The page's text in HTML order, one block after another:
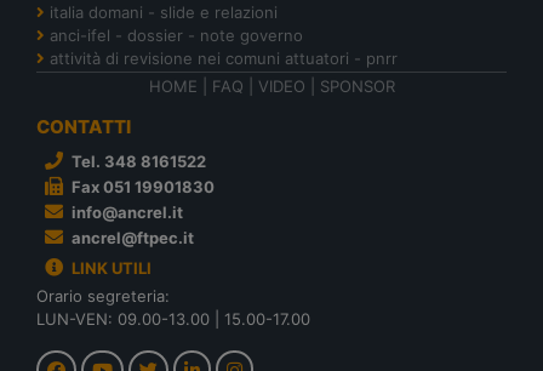
italia domani - slide e relazioni
anci-ifel - dossier - note governo
attività di revisione nei comuni attuatori - pnrr
HOME
FAQ VIDEO SPONSOR
CONTATTI
Tel. 348 8161522
Fax 051 19901830
info@ancrel.it
ancrel@ftpec.it
LINK UTILI
Orario segreteria:
LUN-VEN: 09.00-13.00 | 15.00-17.00